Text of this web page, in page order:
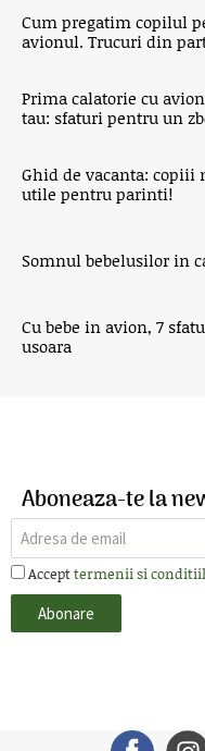
Cum pregatim copilul
avionul. Trucuri din
Prima calatorie cu
tau: sfaturi pentru un
Ghid de vacanta:
utile pentru parinti!
Somnul bebelusilor in
Cu bebe in avion, 7
usoara
Aboneaza-te la
Accepttermenii si